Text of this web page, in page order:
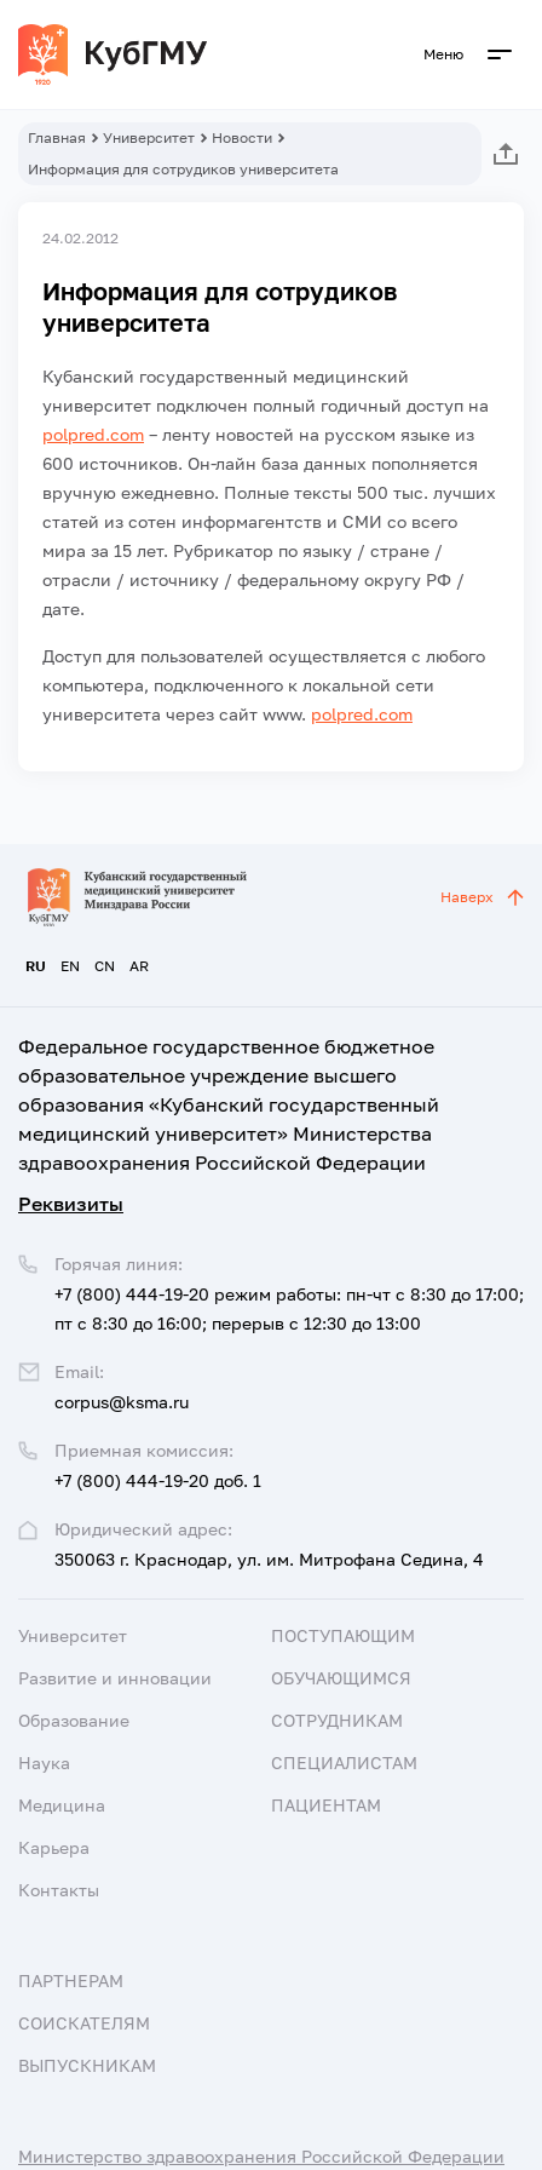
Меню
Главная Университет
Новости
Информация для сотрудиков университета
24.02.2012
Информация для сотрудиков
университета
Кубанский государственный медицинский
университет подключен полный годичный доступ на
polpred.com – ленту новостей на русском языке из
600 источников. Он-лайн база данных пополняется
вручную ежедневно. Полные тексты 500 тыс. лучших
статей из сотен информагентств и СМИ со всего
мира за 15 лет. Рубрикатор по языку / стране /
отрасли / источнику / федеральному округу РФ /
дате.
Доступ для пользователей осуществляется с любого
компьютера, подключенного к локальной сети
университета через сайт www. polpred.com
RU EN CN AR
Наверх
Федеральное государственное бюджетное
образовательное учреждение высшего
образования «Кубанский государственный
медицинский университет» Министерства
здравоохранения Российской Федерации
Реквизиты
Юридический адрес:
350063 г. Краснодар, ул. им. Митрофана Седина, 4
Приемная комиссия:
+7 (800) 444-19-20 доб. 1
Горячая линия:
+7 (800) 444-19-20 режим работы: пн-чт с 8:30 до 17:00;
пт с 8:30 до 16:00; перерыв с 12:30 до 13:00
Email:
corpus@ksma.ru
Университет
Развитие и инновации
Образование
Наука
Медицина
Карьера
Контакты
ПОСТУПАЮЩИМ
ОБУЧАЮЩИМСЯ
СОТРУДНИКАМ
СПЕЦИАЛИСТАМ
ПАЦИЕНТАМ
ПАРТНЕРАМ
СОИСКАТЕЛЯМ
ВЫПУСКНИКАМ
Министерство здравоохранения Российской Федерации